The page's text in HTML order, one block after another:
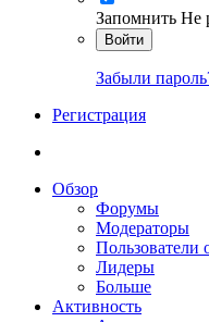
Запомнить Не
Войти
Забыли
Регистрация
Обзор
Форумы
Модераторы
Пользователи
Лидеры
Больше
Активность